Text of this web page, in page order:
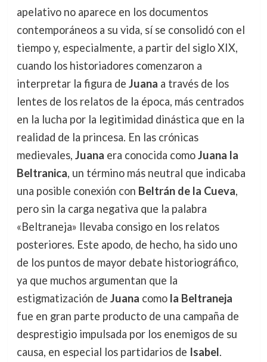
apelativo no aparece en los documentos
contemporáneos a su vida, sí se consolidó con el
tiempo y, especialmente, a partir del siglo XIX,
cuando los historiadores comenzaron a
interpretar la figura de Juana a través de los
lentes de los relatos de la época, más centrados
en la lucha por la legitimidad dinástica que en la
realidad de la princesa. En las crónicas
medievales, Juana era conocida comoJuana la
Beltranica, un término más neutral que indicaba
una posible conexión con Beltrán de la Cueva,
pero sin la carga negativa que la palabra
«Beltraneja» llevaba consigo en los relatos
posteriores. Este apodo, de hecho, ha sido uno
de los puntos de mayor debate historiográfico,
ya que muchos argumentan que la
estigmatización de Juana como la Beltraneja
fue en gran parte producto de una campaña de
desprestigio impulsada por los enemigos de su
causa, en especial los partidarios de Isabel.